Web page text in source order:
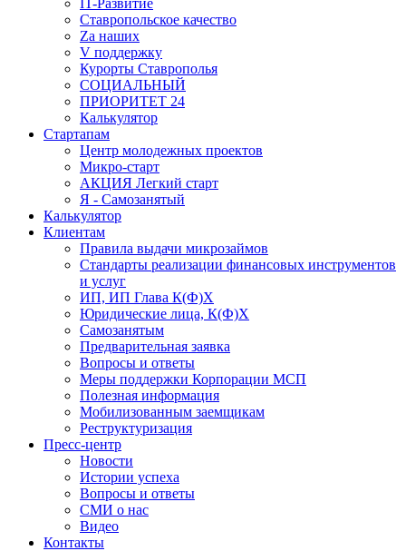
IT-Развитие
Ставропольское качество
Za наших
V поддержку
Курорты Ставрополья
СОЦИАЛЬНЫЙ
ПРИОРИТЕТ 24
Калькулятор
Стартапам
Центр молодежных проектов
Микро-старт
АКЦИЯ Легкий старт
Я - Самозанятый
Калькулятор
Клиентам
Правила выдачи микрозаймов
Стандарты реализации финансовых инструментов
и услуг
ИП, ИП Глава К(Ф)Х
Юридические лица, К(Ф)Х
Самозанятым
Предварительная заявка
Вопросы и ответы
Меры поддержки Корпорации МСП
Полезная информация
Мобилизованным заемщикам
Реструктуризация
Пресс-центр
Новости
Истории успеха
Вопросы и ответы
СМИ о нас
Видео
Контакты